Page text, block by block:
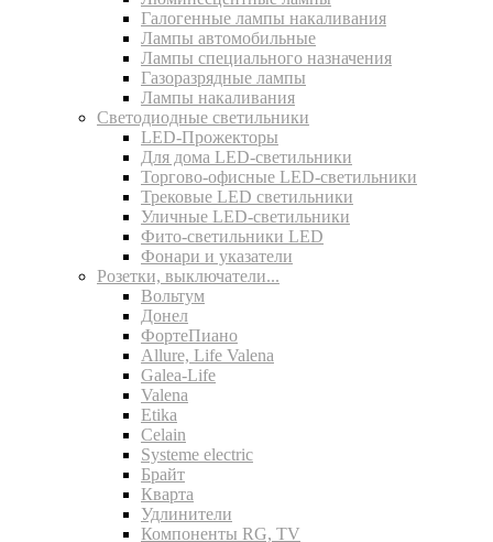
Галогенные лампы накаливания
Лампы автомобильные
Лампы специального назначения
Газоразрядные лампы
Лампы накаливания
Светодиодные светильники
LED-Прожекторы
Для дома LED-светильники
Торгово-офисные LED-светильники
Трековые LED светильники
Уличные LED-светильники
Фито-светильники LED
Фонари и указатели
Розетки, выключатели...
Вольтум
Донел
ФортеПиано
Allure, Life Valena
Galea-Life
Valena
Etika
Celain
Systeme electric
Брайт
Кварта
Удлинители
Компоненты RG, TV